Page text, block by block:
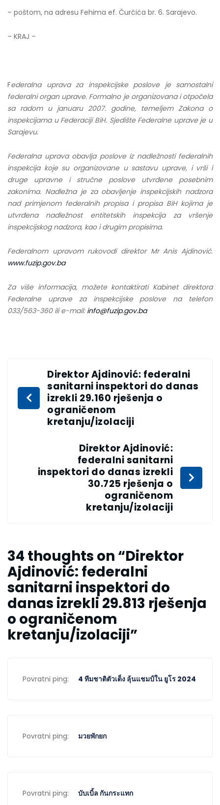
– poštom, na adresu Fehima ef. Čurčića br. 6. Sarajevo.
– KRAJ –
Federalna uprava za inspekcijske poslove je samostalni
federalni organ uprave. Formalno je organizovana i otpočela
sa radom u januaru 2007. godine, temeljem Zakona o
inspekcijama u Federaciji BiH. Sjedište Federalne uprave je u
Sarajevu.
Federalna uprava obavlja poslove iz nadležnosti federalnih
inspekcija koje su organizovane u sastavu uprave, i vrši i
druge upravne i stručne poslove utvrđene posebnim
zakonima. Nadležna je za obavljenje inspekcijskih nadzora
nad primjenom federalnih propisa i propisa BiH kojima je
utvrđena nadležnost entitetskih inspekcija za vršenje
inspekcijskog nadzora, kao i drugim propisima.
Federalnom upravom rukovodi direktor Mr Anis Ajdinović.
www.fuzip.gov.ba
Za više informacija, možete kontaktirati Kabinet direktora
Federalne uprave za inspekcijske poslove na telefon
033/563-360 ili e-mail: info@fuzip.gov.ba
Direktor Ajdinović: federalni
sanitarni inspektori do danas
izrekli 29.160 rješenja o
ograničenom
kretanju/izolaciji
Direktor Ajdinović:
federalni sanitarni
inspektori do danas izrekli
30.725 rješenja o
ograničenom
kretanju/izolaciji
34 thoughts on “Direktor
Ajdinović: federalni
sanitarni inspektori do
danas izrekli 29.813 rješenja
o ograničenom
kretanju/izolaciji”
Povratni ping: 4 ทีมชาติตัวเต็ง ลุ้นแชมป์ใน ยูโร 2024
Povratni ping: มวยพักยก
Povratni ping: บับเบิ้ล กันกระแทก